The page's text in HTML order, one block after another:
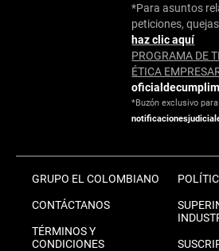
*Para asuntos
peticiones,
haz clic aquí
PROGRAMA DE
ÉTICA
*Buzón exclusivo
GRUPO EL COLOMBIANO
CONTÁCTANOS
TÉRMINOS Y
CONDICIONES